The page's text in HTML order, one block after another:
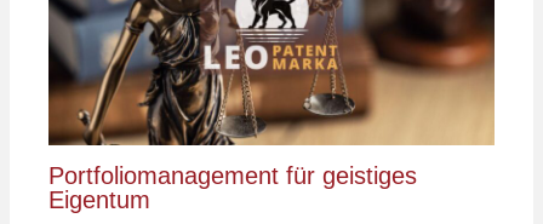
Portfoliomanagement für geistiges
Eigentum